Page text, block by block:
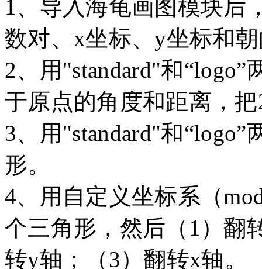
1、导入海龟画图模块后
数对、x坐标、y坐标和
2、用"standard"和
于原点的角度和距离，
3、用"standard"和
形。
4、用自定义坐标系（
个三角形，然后（1）翻
转y轴；（3）翻转x轴。